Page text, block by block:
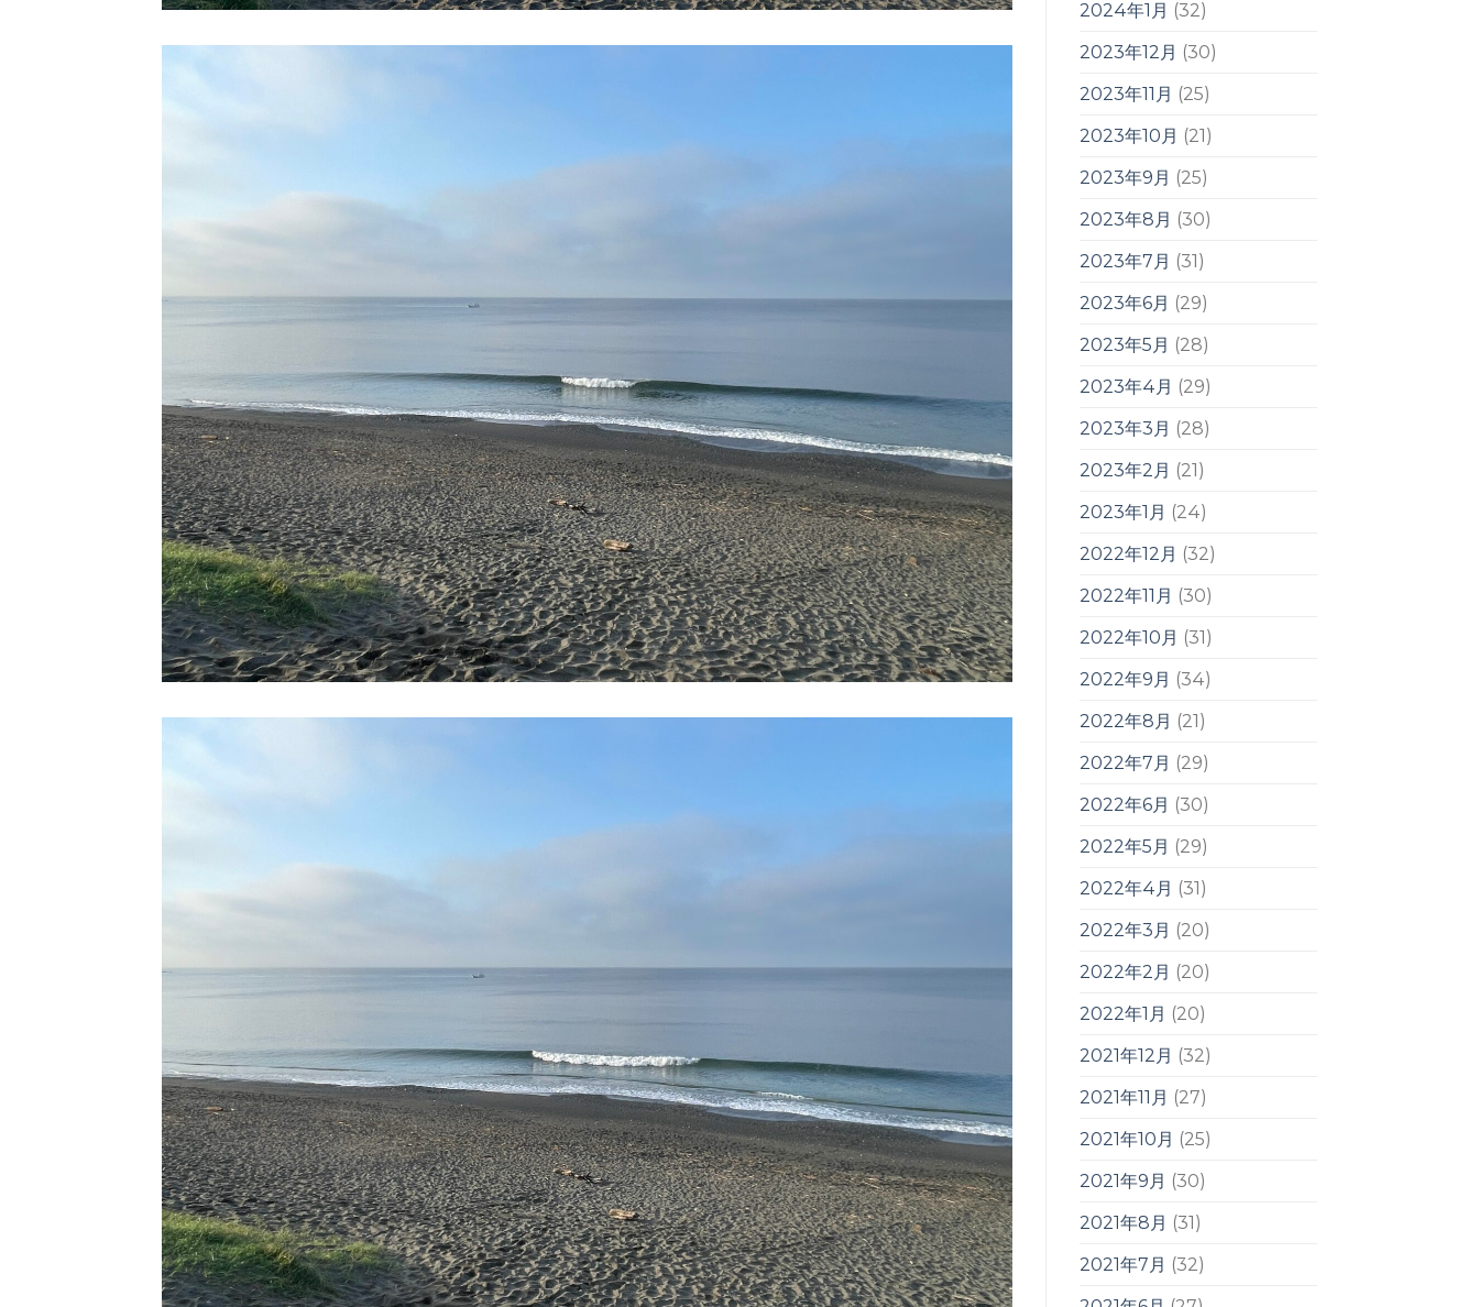
2024年1月 (32)
2023年12月 (30)
2023年11月 (25)
2023年10月 (21)
2023年9月 (25)
2023年8月 (30)
2023年7月 (31)
2023年6月 (29)
2023年5月 (28)
2023年4月 (29)
2023年3月 (28)
2023年2月 (21)
2023年1月 (24)
2022年12月 (32)
2022年11月 (30)
2022年10月 (31)
2022年9月 (34)
2022年8月 (21)
2022年7月 (29)
2022年6月 (30)
2022年5月 (29)
2022年4月 (31)
2022年3月 (20)
2022年2月 (20)
2022年1月 (20)
2021年12月 (32)
2021年11月 (27)
2021年10月 (25)
2021年9月 (30)
2021年8月 (31)
2021年7月 (32)